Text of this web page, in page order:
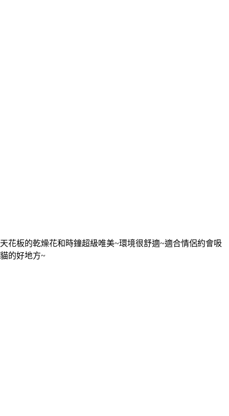
天花板的乾燥花和時鐘超級唯美~環境很舒適~適合情侶約會吸
貓的好地方~